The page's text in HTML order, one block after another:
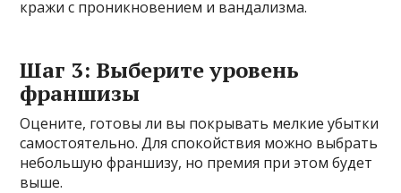
кражи с проникновением и вандализма.
Шаг 3: Выберите уровень
франшизы
Оцените, готовы ли вы покрывать мелкие убытки
самостоятельно. Для спокойствия можно выбрать
небольшую франшизу, но премия при этом будет
выше.